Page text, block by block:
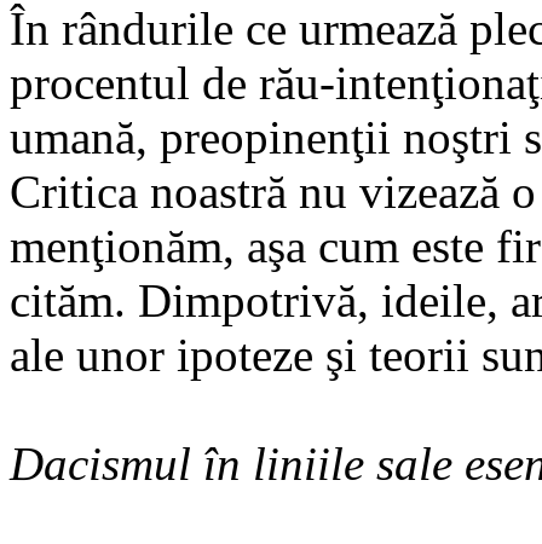
În rândurile ce urmează
procentul de rău-
umană, preopinenţii noştri
Critica noastră nu vizează
menţionăm, aşa cum este
cităm. Dimpotrivă, ideile,
ale unor ipoteze şi teorii
Dacismul în liniile sale